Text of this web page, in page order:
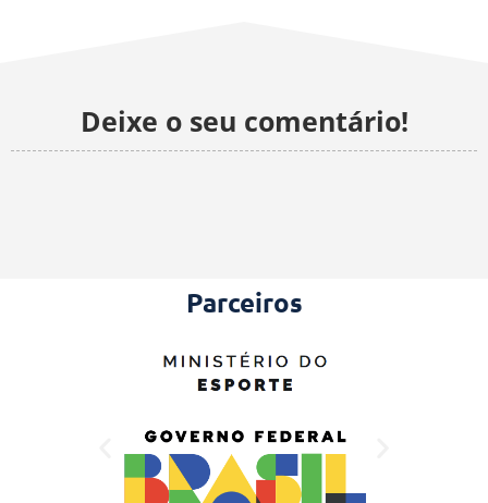
Deixe o seu comentário!
Parceiros